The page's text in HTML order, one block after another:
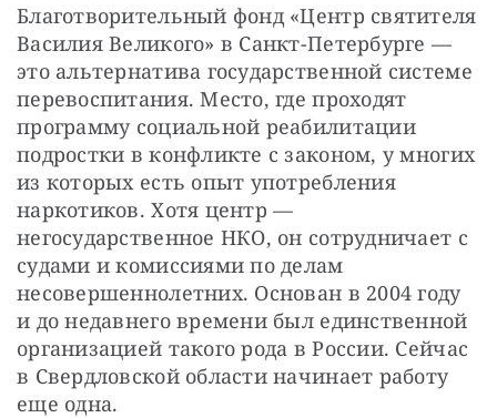
Благотворительный фонд «Центр святителя
Василия Великого» в Санкт-Петербурге —
это альтернатива государственной системе
перевоспитания. Место, где проходят
программу социальной реабилитации
подростки в конфликте с законом, у многих
из которых есть опыт употребления
наркотиков. Хотя центр —
негосударственное НКО, он сотрудничает с
судами и комиссиями по делам
несовершеннолетних. Основан в 2004 году
и до недавнего времени был единственной
организацией такого рода в России. Сейчас
в Свердловской области начинает работу
еще одна.